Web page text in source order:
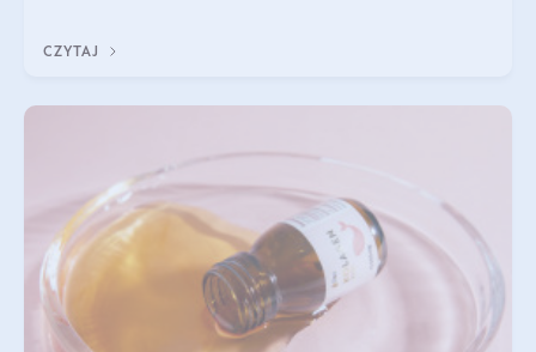
wysokiej jakości suplem
CZYTAJ